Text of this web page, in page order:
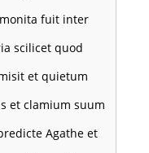
fuit inter
scilicet quod
et quietum
et clamium suum
Agathe et